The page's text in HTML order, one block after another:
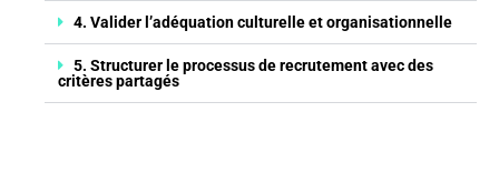
4. Valider l’adéquation culturelle et organisationnelle
5. Structurer le processus de recrutement avec des
critères partagés